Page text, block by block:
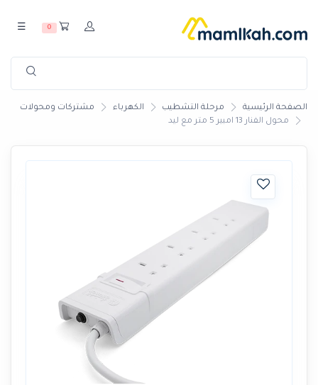
0
☰
الصفحة الرئيسية مرحلة التشطيب الكهرباء
مشتركات ومحولات
محول الفنار 13 امبير 5 متر مع ليد